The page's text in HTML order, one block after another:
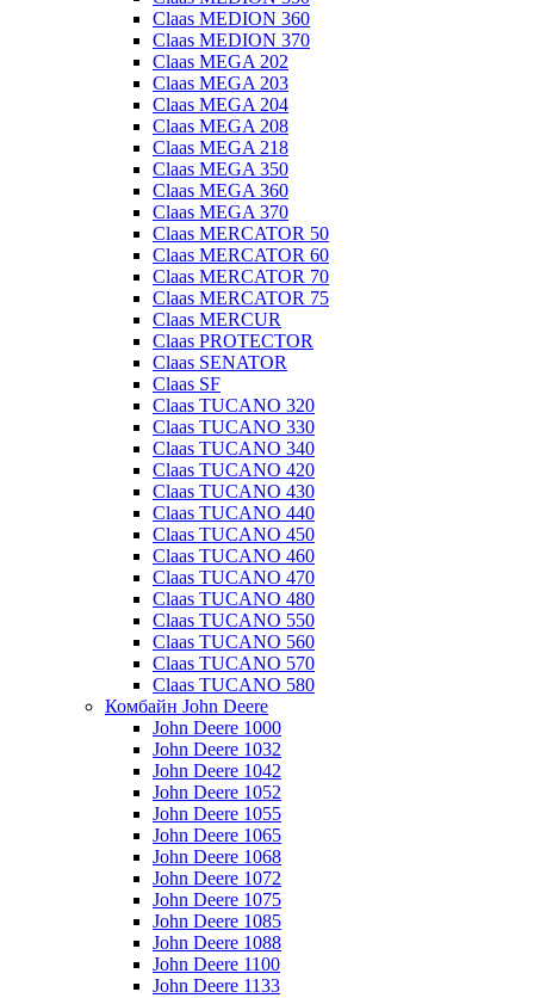
Claas MEDION 360
Claas MEDION 370
Claas MEGA 202
Claas MEGA 203
Claas MEGA 204
Claas MEGA 208
Claas MEGA 218
Claas MEGA 350
Claas MEGA 360
Claas MEGA 370
Claas MERCATOR 50
Claas MERCATOR 60
Claas MERCATOR 70
Claas MERCATOR 75
Claas MERCUR
Claas PROTECTOR
Claas SENATOR
Claas SF
Claas TUCANO 320
Claas TUCANO 330
Claas TUCANO 340
Claas TUCANO 420
Claas TUCANO 430
Claas TUCANO 440
Claas TUCANO 450
Claas TUCANO 460
Claas TUCANO 470
Claas TUCANO 480
Claas TUCANO 550
Claas TUCANO 560
Claas TUCANO 570
Claas TUCANO 580
Комбайн John Deere
John Deere 1000
John Deere 1032
John Deere 1042
John Deere 1052
John Deere 1055
John Deere 1065
John Deere 1068
John Deere 1072
John Deere 1075
John Deere 1085
John Deere 1088
John Deere 1100
John Deere 1133